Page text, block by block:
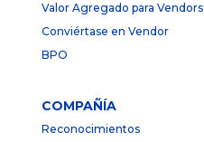
Valor Agregado para Vendors
Conviértase en Vendor
BPO
COMPAÑÍA
Reconocimientos